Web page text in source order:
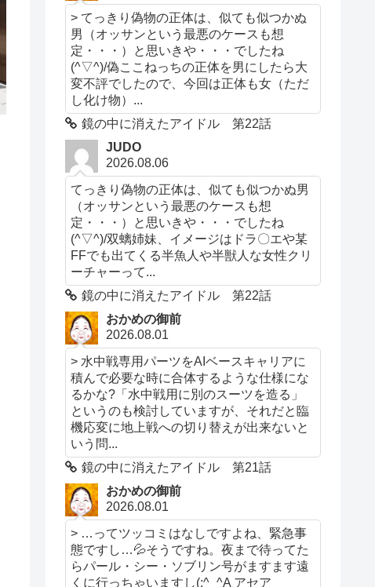
> てっきり偽物の正体は、似ても似つかぬ
男（オッサンという最悪のケースも想
定・・・）と思いきや・・・でしたね
(^▽^)/偽ここねっちの正体を男にしたら大
変不評でしたので、今回は正体も女（ただ
し化け物）...
鏡の中に消えたアイドル 第22話
JUDO
2026.08.06
てっきり偽物の正体は、似ても似つかぬ男
（オッサンという最悪のケースも想
定・・・）と思いきや・・・でしたね
(^▽^)/双螭姉妹、イメージはドラ〇エや某
FFでも出てくる半魚人や半獣人な女性クリ
ーチャーって...
鏡の中に消えたアイドル 第22話
おかめの御前
2026.08.01
> 水中戦専用パーツをAIベースキャリアに
積んで必要な時に合体するような仕様にな
るかな?「水中戦用に別のスーツを造る」
というのも検討していますが、それだと臨
機応変に地上戦への切り替えが出来ないと
いう問...
鏡の中に消えたアイドル 第21話
おかめの御前
2026.08.01
> …ってツッコミはなしですよね、緊急事
態ですし…💦そうですね。夜まで待ってた
らパール・シー・ソブリン号がますます遠
くに行っちゃいますし(;^_^A アセア